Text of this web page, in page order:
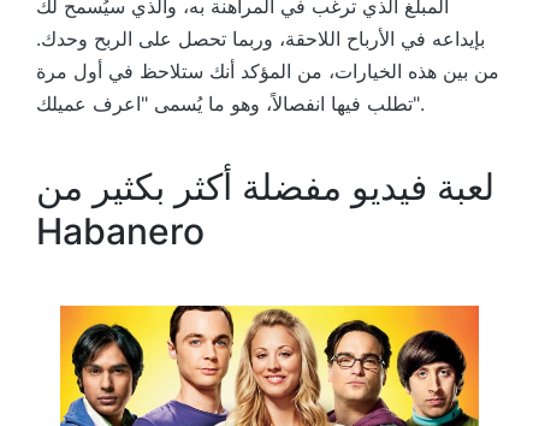
المبلغ الذي ترغب في المراهنة به، والذي سيُسمح لك
بإيداعه في الأرباح اللاحقة، وربما تحصل على الربح وحدك.
من بين هذه الخيارات، من المؤكد أنك ستلاحظ في أول مرة
تطلب فيها انفصالاً، وهو ما يُسمى "اعرف عميلك".
لعبة فيديو مفضلة أكثر بكثير من
Habanero